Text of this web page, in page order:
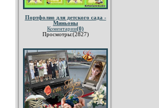
Портфолио для детского сада -
Миньоны
Коментарии(0)
Просмотры:(2827)